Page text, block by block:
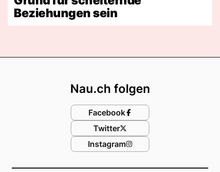
Beziehungen sein
Nau.ch folgen
Facebook
Twitter
Instagram